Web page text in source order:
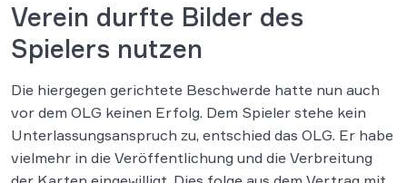
Verein durfte Bilder des
Spielers nutzen
Die hiergegen gerichtete Beschwerde hatte nun auch
vor dem OLG keinen Erfolg. Dem Spieler stehe kein
Unterlassungsanspruch zu, entschied das OLG. Er habe
vielmehr in die Veröffentlichung und die Verbreitung